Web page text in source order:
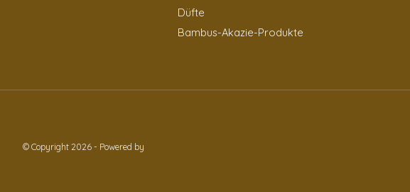
Düfte
Bambus-Akazie-Produkte
© Copyright 2026 - Powered by